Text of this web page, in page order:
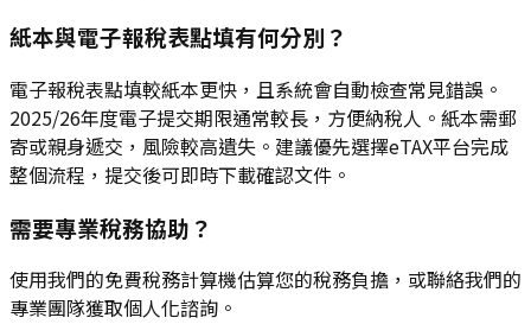
紙本與電子報稅表點填有何分別？
電子報稅表點填較紙本更快，且系統會自動檢查常見錯誤。
2025/26年度電子提交期限通常較長，方便納稅人。紙本需郵
寄或親身遞交，風險較高遺失。建議優先選擇eTAX平台完成
整個流程，提交後可即時下載確認文件。
需要專業稅務協助？
使用我們的免費稅務計算機估算您的稅務負擔，或聯絡我們的
專業團隊獲取個人化諮詢。